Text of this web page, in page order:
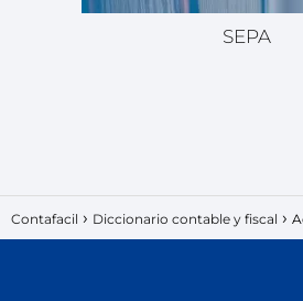
SEPA
Contafacil Diccionario contable y fiscal